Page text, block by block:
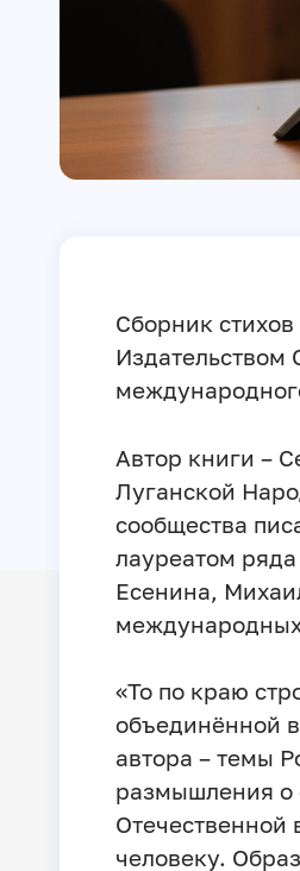
Сборник
Издательством
Автор книги –
Луганской
сообщества
лауреатом
Есенина,
«То по краю
объединённой
автора – темы
размышления о
человеку.